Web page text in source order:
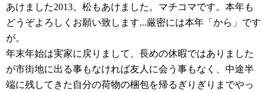
あけました2013。松もあけました。マチコマです。本年も
どうぞよろしくお願い致します...厳密には本年「から」です
が。
年末年始は実家に戻りまして、長めの休暇ではありました
が市街地に出る事もなければ友人に会う事もなく、中途半
端に残してきた自分の荷物の梱包を帰るぎりぎりまでやっ